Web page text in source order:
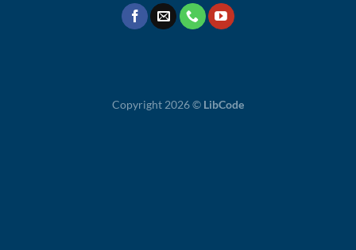
Copyright 2026 © LibCode